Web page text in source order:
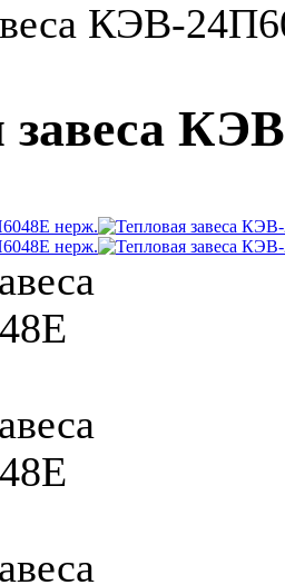
КЭВ-
завеса